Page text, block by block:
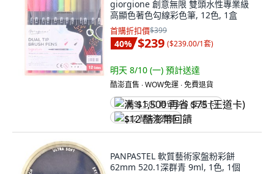
giorgione 創意無限 雙頭水性專業級
高顯色著色勾線彩色筆, 12色, 1盒
首購折扣價$399
40% $239 ($239.00/1套)
明天 8/10 (一) 預計送達
酷澎直售 ∙ WOW免運 ∙ 免費退貨
满 $1,500 再省 $75 (王道卡)
$12 酷澎幣回饋
PANPASTEL 軟質藝術家盤粉彩餅
62mm 520.1深群青 9ml, 1色, 1個